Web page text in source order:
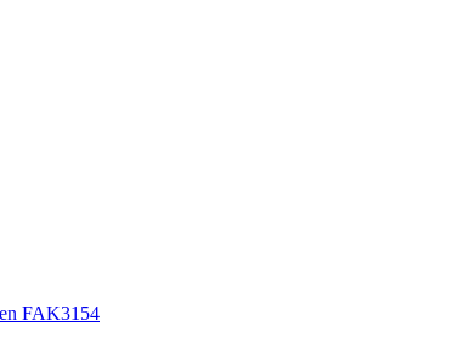
FAK3154